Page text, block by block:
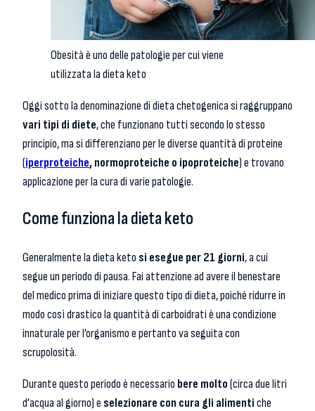
Obesità è uno delle patologie per cui viene
utilizzata la dieta keto
Oggi sotto la denominazione di dieta chetogenica si raggruppano
vari tipi di diete, che funzionano tutti secondo lo stesso
principio, ma si differenziano per le diverse quantità di proteine
(iperproteiche, normoproteiche o ipoproteiche) e trovano
applicazione per la cura di varie patologie.
Come funziona la dieta keto
Generalmente la dieta keto si esegue per 21 giorni, a cui
segue un periodo di pausa. Fai attenzione ad avere il benestare
del medico prima di iniziare questo tipo di dieta, poiché ridurre in
modo così drastico la quantità di carboidrati è una condizione
innaturale per l’organismo e pertanto va seguita con
scrupolosità.
Durante questo periodo è necessario bere molto(circa due litri
d’acqua al giorno) e selezionare con cura gli alimentiche